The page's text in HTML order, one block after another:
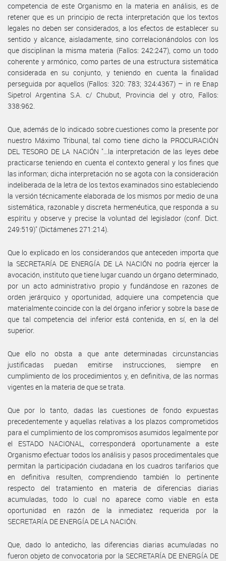
competencia de este Organismo en la materia en análisis, es de
retener que es un principio de recta interpretación que los textos
legales no deben ser considerados, a los efectos de establecer su
sentido y alcance, aisladamente, sino correlacionándolos con los
que disciplinan la misma materia (Fallos: 242:247), como un todo
coherente y armónico, como partes de una estructura sistemática
considerada en su conjunto, y teniendo en cuenta la finalidad
perseguida por aquellos (Fallos: 320: 783; 324:4367) – in re Enap
Sipetrol Argentina S.A. c/ Chubut, Provincia del y otro, Fallos:
338:962.
Que, además de lo indicado sobre cuestiones como la presente por
nuestro Máximo Tribunal, tal como tiene dicho la PROCURACIÓN
DEL TESORO DE LA NACIÓN "…la interpretación de las leyes debe
practicarse teniendo en cuenta el contexto general y los fines que
las informan; dicha interpretación no se agota con la consideración
indeliberada de la letra de los textos examinados sino estableciendo
la versión técnicamente elaborada de los mismos por medio de una
sistemática, razonable y discreta hermenéutica, que responda a su
espíritu y observe y precise la voluntad del legislador (conf. Dict.
249:519)" (Dictámenes 271:214).
Que lo explicado en los considerandos que anteceden importa que
la SECRETARÍA DE ENERGÍA DE LA NACIÓN no podría ejercer la
avocación, instituto que tiene lugar cuando un órgano determinado,
por un acto administrativo propio y fundándose en razones de
orden jerárquico y oportunidad, adquiere una competencia que
materialmente coincide con la del órgano inferior y sobre la base de
que tal competencia del inferior está contenida, en sí, en la del
superior.
Que ello no obsta a que ante determinadas circunstancias
justificadas puedan emitirse instrucciones, siempre en
cumplimiento de los procedimientos y, en definitiva, de las normas
vigentes en la materia de que se trata.
Que por lo tanto, dadas las cuestiones de fondo expuestas
precedentemente y aquellas relativas a los plazos comprometidos
para el cumplimiento de los compromisos asumidos legalmente por
el ESTADO NACIONAL, corresponderá oportunamente a este
Organismo efectuar todos los análisis y pasos procedimentales que
permitan la participación ciudadana en los cuadros tarifarios que
en definitiva resulten, comprendiendo también lo pertinente
respecto del tratamiento en materia de diferencias diarias
acumuladas, todo lo cual no aparece como viable en esta
oportunidad en razón de la inmediatez requerida por la
SECRETARÍA DE ENERGÍA DE LA NACIÓN.
Que, dado lo antedicho, las diferencias diarias acumuladas no
fueron objeto de convocatoria por la SECRETARÍA DE ENERGÍA DE